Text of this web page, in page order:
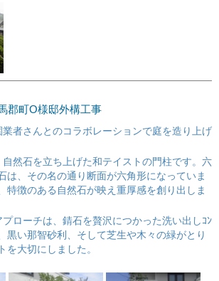
郡町O様邸外構工事
者さんとのコラボレーションで庭を造り上げ
然石を立ち上げた和テイストの門柱です。六
は、その名の通り断面が六角形になっていま
特徴のある自然石が映え重厚感を創り出しま
ローチは、錆石を贅沢につかった洗い出しｺﾝ
黒い那智砂利、そして芝生や木々の緑がとり
を大切にしました。